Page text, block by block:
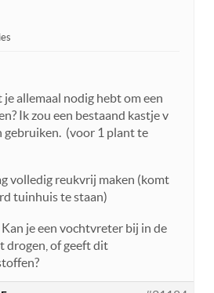
allemaal nodig hebt om een
Ik zou een bestaand kastje v
gebruiken. (voor 1 plant te
volledig reukvrij maken (komt
tuinhuis te staan)
Kan je een vochtvreter bij in de
drogen, of geeft dit